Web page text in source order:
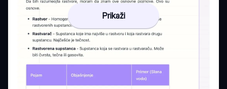
Prikaži